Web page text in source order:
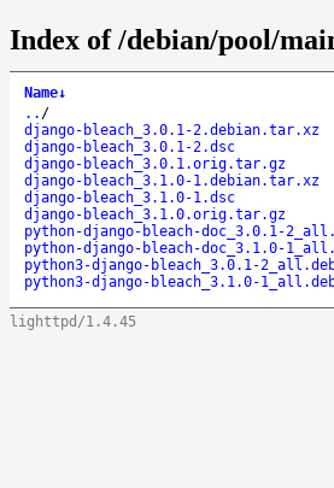
Index of /debian/pool/
Name↓
.. /
django-bleach_3.0.1-2.debian.tar.xz
django-bleach_3.0.1-2.dsc
django-bleach_3.0.1.orig.tar.gz
django-bleach_3.1.0-1.debian.tar.xz
django-bleach_3.1.0-1.dsc
django-bleach_3.1.0.orig.tar.gz
python-django-bleach-doc_3.0.1-
python-django-bleach-doc_3.1.0-
python3-django-bleach_3.0.1-
python3-django-bleach_3.1.0-
lighttpd/1.4.45